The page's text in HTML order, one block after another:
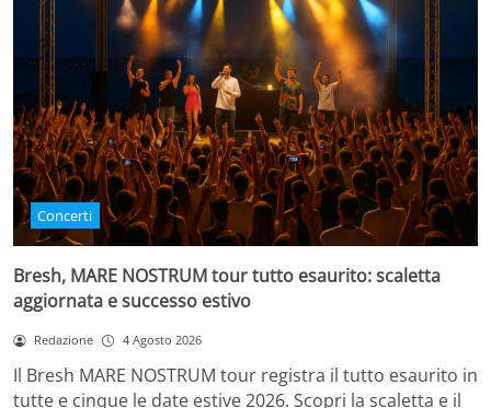
Concerti
Bresh, MARE NOSTRUM tour tutto esaurito: scaletta
aggiornata e successo estivo
Redazione 4 Agosto 2026
Il Bresh MARE NOSTRUM tour registra il tutto esaurito in
tutte e cinque le date estive 2026. Scopri la scaletta e il